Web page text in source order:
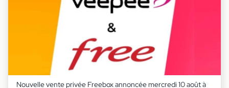
Nouvelle vente privée Freebox annoncée mercredi 10 août à